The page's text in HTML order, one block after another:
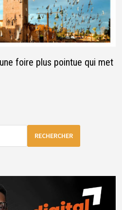
foire plus pointue qui met
RECHERCHER